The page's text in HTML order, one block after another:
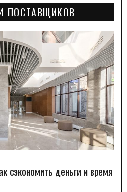
ПОСТАВЩИКОВ
сэкономить деньги и время